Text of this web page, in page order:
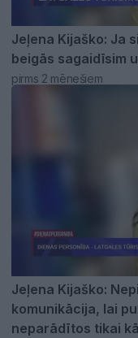
Jeļena Kijaško: Ja
beigās sagaidīsim
pirms 2 mēnešiem
Jeļena Kijaško:
komunikācija, lai
neparādītos tikai